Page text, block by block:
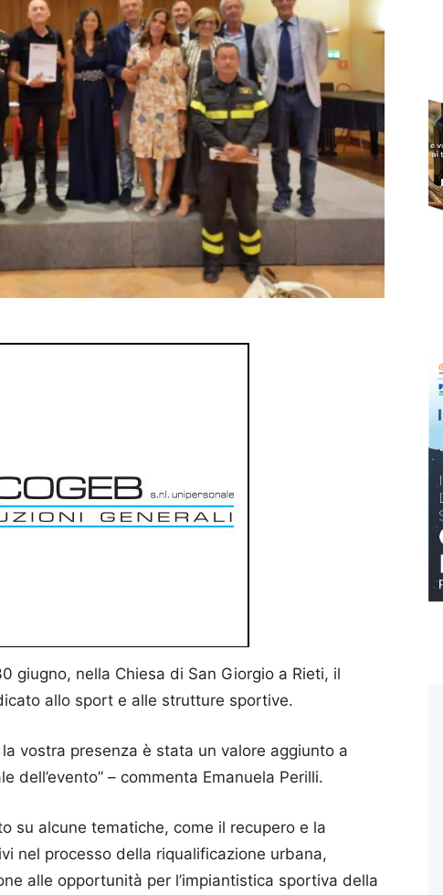
giugno, nella Chiesa di San Giorgio a Rieti, il
allo sport e alle strutture sportive.
vostra presenza è stata un valore aggiunto a
dell’evento” – commenta Emanuela Perilli.
su alcune tematiche, come il recupero e la
nel processo della riqualificazione urbana,
alle opportunità per l’impiantistica sportiva della